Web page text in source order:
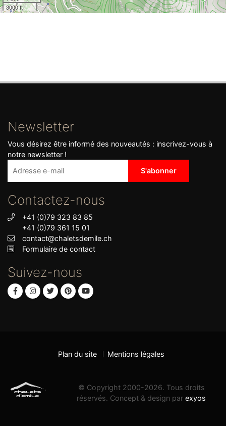
Newsletter
Vous désirez être informé des nouveautés : inscrivez-vous à
notre newsletter !
Contactez-nous
+41 (0)79 323 83 85
+41 (0)79 361 15 01
contact@chaletsdemile.ch
Formulaire de contact
Suivez-nous
© Copyright 2000-2026. Tous droits
réservés. Concept & design par exyos
Plan du site Mentions légales